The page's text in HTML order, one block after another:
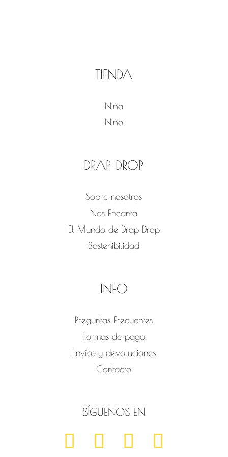
TIENDA
Niña
Niño
DRAP DROP
Sobre nosotros
Nos Encanta
El Mundo de Drap Drop
Sostenibilidad
INFO
Preguntas Frecuentes
Formas de pago
Envíos y devoluciones
Contacto
SÍGUENOS EN